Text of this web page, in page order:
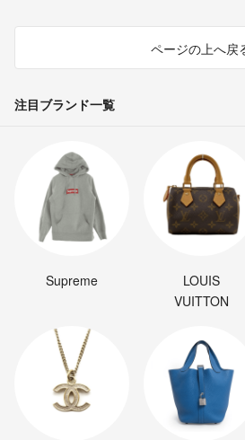
ページの上へ戻
注目ブランド一覧
Supreme
LOUIS
VUITTON